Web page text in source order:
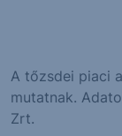
A tőzsdei piaci
mutatnak.
Zrt.